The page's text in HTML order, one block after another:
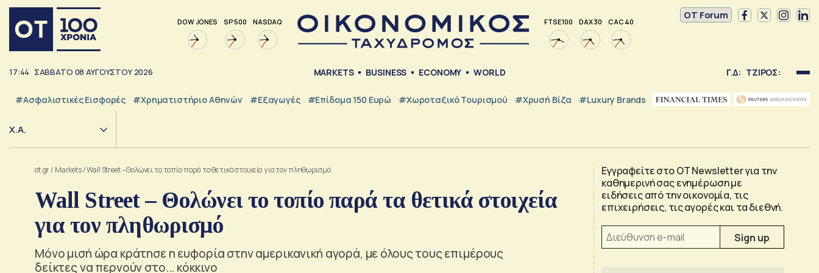
DOW JONES SP 500 NASDAQ FTSE 100 DAX 30 CAC 40
OT Forum
17:44 ΣΑΒΒΑΤΟ 08 ΑΥΓΟΥΣΤΟΥ 2026 MARKETS BUSINESS ECONOMY WORLD Γ.Δ: ΤΖΙΡΟΣ:
#Ασφαλιστικές Εισφορές #Χρηματιστήριο Αθηνών #εξαγωγές #Επίδομα 150 Ευρώ #Χωροταξικό Τουρισμού #Χρυσή Βίζα #luxury Brands
Χ.Α.
ot.gr/ Markets/Wall Street – Θολώνει το τοπίο παρά τα θετικά στοιχεία για τον πληθωρισμό
Wall Street – Θολώνει το τοπίο παρά τα θετικά στοιχεία
για τον πληθωρισμό
Μόνο μισή ώρα κράτησε η ευφορία στην αμερικανική αγορά, με όλους τους επιμέρους
δείκτες να περνούν στο... κόκκινο
Εγγραφείτε στο OT Newsletter για την
καθημερινή σας ενημέρωση με
ειδήσεις από την οικονομία, τις
επιχειρήσεις, τις αγορές και τα διεθνή.